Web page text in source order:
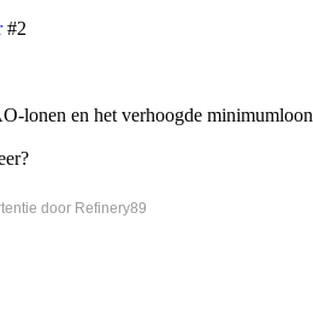
#2
lonen en het verhoogde minimumloon
door Refinery89